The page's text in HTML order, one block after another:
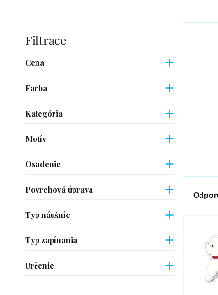
Bočný
panel
Cena
Farba
Kategória
Motív
Osadenie
Povrchová úprava
Typ náušníc
Typ zapínania
Určenie